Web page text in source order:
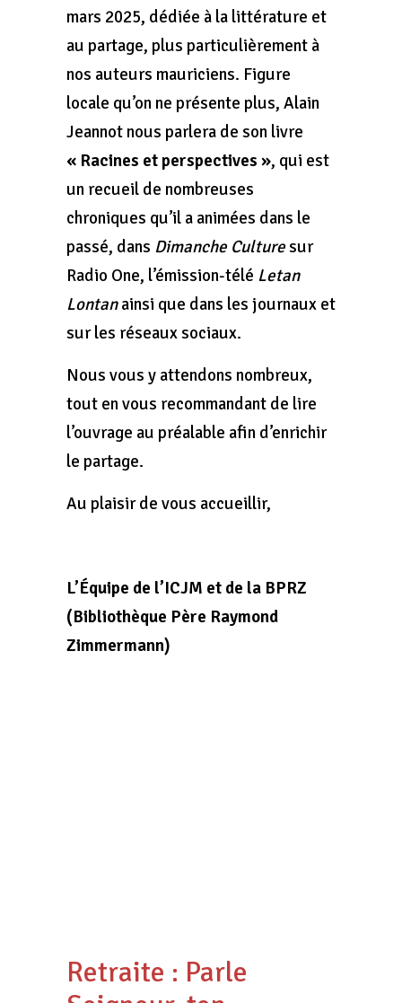
mars 2025, dédiée à la littérature et
au partage, plus particulièrement à
nos auteurs mauriciens. Figure
locale qu’on ne présente plus, Alain
Jeannot nous parlera de son livre
« Racines et perspectives », qui est
un recueil de nombreuses
chroniques qu’il a animées dans le
passé, dans Dimanche Culturesur
Radio One, l’émission-télé Letan
Lontanainsi que dans les journaux et
sur les réseaux sociaux.
Nous vous y attendons nombreux,
tout en vous recommandant de lire
l’ouvrage au préalable afin d’enrichir
le partage.
Au plaisir de vous accueillir,
L’Équipe de l’ICJM et de la BPRZ
(Bibliothèque Père Raymond
Zimmermann)
Retraite : Parle